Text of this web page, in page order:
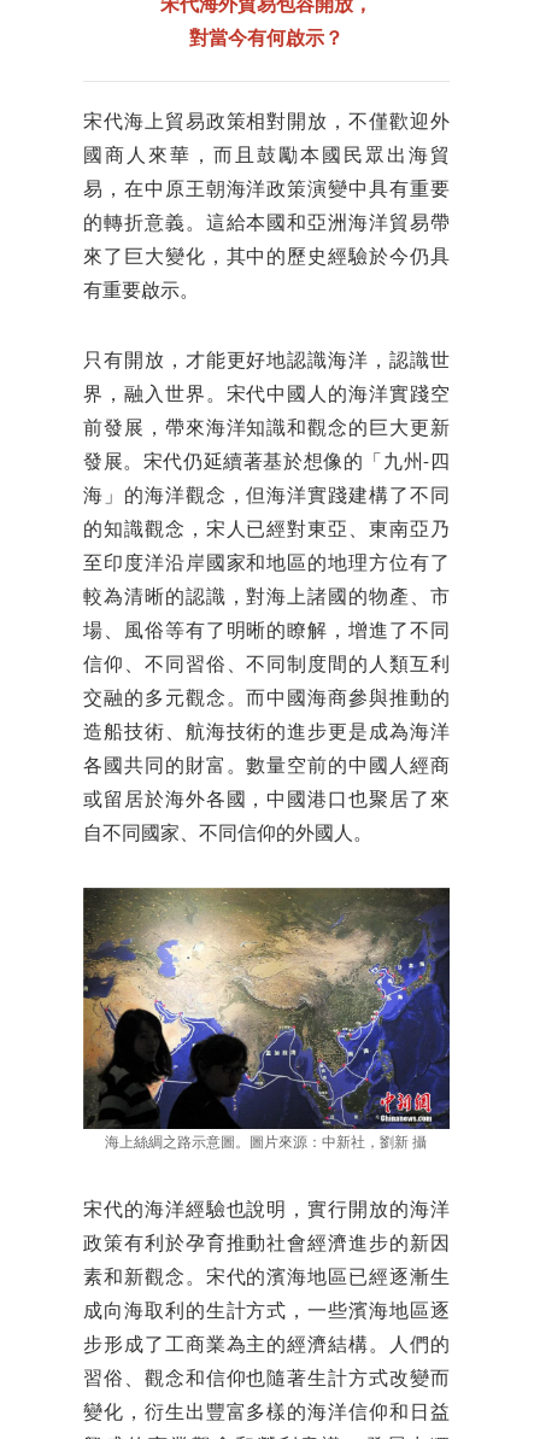
宋代海外貿易包容開放，
對當今有何啟示？
宋代海上貿易政策相對開放，不僅歡迎外
國商人來華，而且鼓勵本國民眾出海貿
易，在中原王朝海洋政策演變中具有重要
的轉折意義。這給本國和亞洲海洋貿易帶
來了巨大變化，其中的歷史經驗於今仍具
有重要啟示。
只有開放，才能更好地認識海洋，認識世
界，融入世界。宋代中國人的海洋實踐空
前發展，帶來海洋知識和觀念的巨大更新
發展。宋代仍延續著基於想像的「九州-四
海」的海洋觀念，但海洋實踐建構了不同
的知識觀念，宋人已經對東亞、東南亞乃
至印度洋沿岸國家和地區的地理方位有了
較為清晰的認識，對海上諸國的物產、市
場、風俗等有了明晰的瞭解，增進了不同
信仰、不同習俗、不同制度間的人類互利
交融的多元觀念。而中國海商參與推動的
造船技術、航海技術的進步更是成為海洋
各國共同的財富。數量空前的中國人經商
或留居於海外各國，中國港口也聚居了來
自不同國家、不同信仰的外國人。
海上絲綢之路示意圖。圖片來源：中新社，劉新 攝
宋代的海洋經驗也說明，實行開放的海洋
政策有利於孕育推動社會經濟進步的新因
素和新觀念。宋代的濱海地區已經逐漸生
成向海取利的生計方式，一些濱海地區逐
步形成了工商業為主的經濟結構。人們的
習俗、觀念和信仰也隨著生計方式改變而
變化，衍生出豐富多樣的海洋信仰和日益